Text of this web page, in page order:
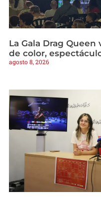
La Gala Drag
de color,
agosto 8, 2026